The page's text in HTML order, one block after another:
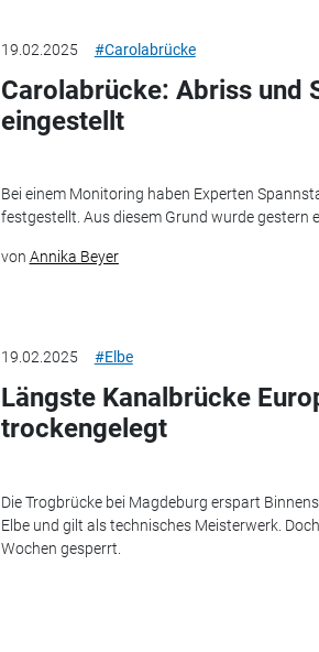
19.02.2025 #Carolabrücke
Carolabrücke: Abriss
eingestellt
Bei einem Monitoring haben Experten
festgestellt. Aus diesem Grund wurde gestern
von Annika Beyer
19.02.2025 #Elbe
Längste Kanalbrücke
trockengelegt
Die Trogbrücke bei Magdeburg erspart
Elbe und gilt als technisches Meisterwerk.
Wochen gesperrt.